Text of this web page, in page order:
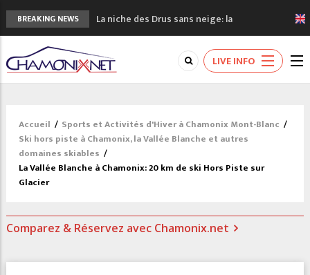
BREAKING NEWS
La niche des Drus sans neige: la
sécheresse en haute montagne
3 bonnes raisons pour visiter le nouveau
Musée du Mont-Blanc
Accidents en montagne: 3 personnes sont
Craft ouvre un nouveau magasin de course
à pied à Chamonix
3eme Chamonix Vallée Classics Festival
LIVE INFO
Accueil / Sports et Activités d'Hiver à Chamonix Mont-Blanc /
Ski hors piste à Chamonix, la Vallée Blanche et autres
domaines skiables /
La Vallée Blanche à Chamonix: 20 km de ski Hors Piste sur
Glacier
Comparez & Réservez avec Chamonix.net